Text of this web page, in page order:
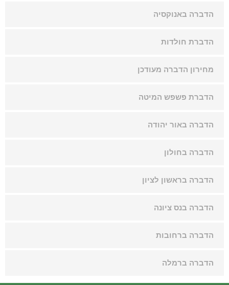
הדברה באנוקסיה
הדברת חולדות
מחירון הדברה מעודכן
הדברת פשפש המיטה
הדברה באור יהודה
הדברה בחולון
הדברה בראשון לציון
הדברה בנס ציונה
הדברה ברחובות
הדברה ברמלה